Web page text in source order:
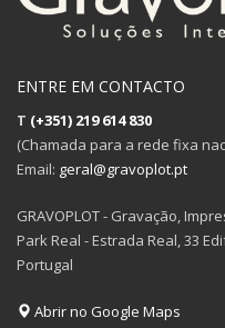
ENTRE EM CONTACTO
T (+351) 219 614 830
(Chamada para a rede fixa
Email: geral@gravoplot.pt
GRAVOPLOT - Gravação,
Park Real - Estrada Real, 33
Portugal
Abrir no Google Maps